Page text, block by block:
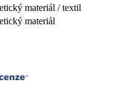
materiál / textil
materiál